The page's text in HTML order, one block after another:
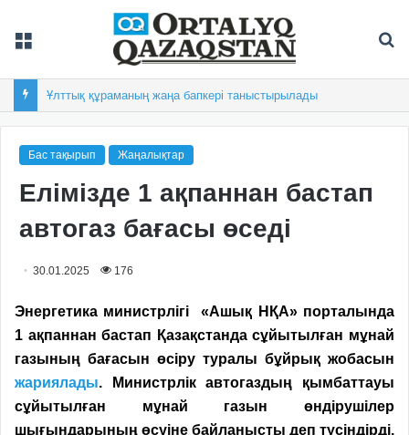
Ұлттық құраманың жаңа бапкері таныстырылады
Бас тақырып Жаңалықтар
Елімізде 1 ақпаннан бастап
автогаз бағасы өседі
30.01.2025 176
Энергетика министрлігі «Ашық НҚА» порталында
1 ақпаннан бастап Қазақстанда сұйытылған мұнай
газының бағасын өсіру туралы бұйрық жобасын
жариялады. Министрлік автогаздың қымбаттауы
сұйытылған мұнай газын өндірушілер
шығындарының өсуіне байланысты деп түсіндірді.